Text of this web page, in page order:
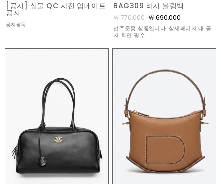
[공지] 실물 QC 사진 업데이트
공지
공지필독
BAG309 라지 볼링백
￦ 770,000 ￦ 690,000
선주문용 상품입니다. 상세페이지 내 공
지 확인 필수